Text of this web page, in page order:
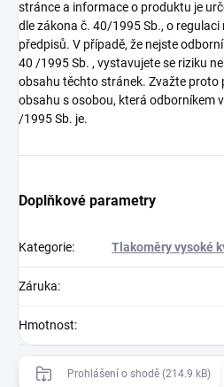
stránce a informace o produktu je
dle zákona č. 40/1995 Sb., o regulaci
předpisů. V případě, že nejste
40 /1995 Sb. , vystavujete se riziku
obsahu těchto stránek. Zvažte
obsahu s osobou, která odborníkem
/1995 Sb. je.
Doplňkové parametry
Kategorie: Tlakoměry vysoké
Záruka:
Hmotnost:
Prohlášení o shodě (214.9 kB)